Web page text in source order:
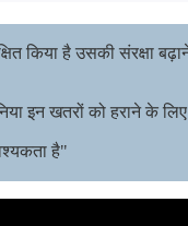
किया है उसकी संरक्षा
इन खतरों को हराने के
है"